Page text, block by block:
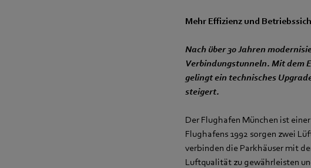
Mehr Effizienz und
Nach über 30 Jahren
Verbindungstunneln. Mit dem
gelingt ein technisches
steigert.
Der Flughafen München ist
Flughafens 1992 sorgen zwei
verbinden die Parkhäuser mit
Luftqualität zu gewährleisten